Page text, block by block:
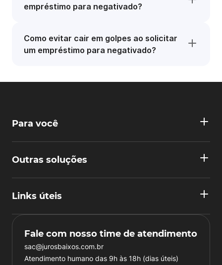
empréstimo para negativado?
Como evitar cair em golpes ao solicitar
um empréstimo para negativado?
Para você
Outras soluções
Links úteis
Fale com nosso time de atendimento
sac@jurosbaixos.com.br
Atendimento humano das 9h às 18h (dias úteis)